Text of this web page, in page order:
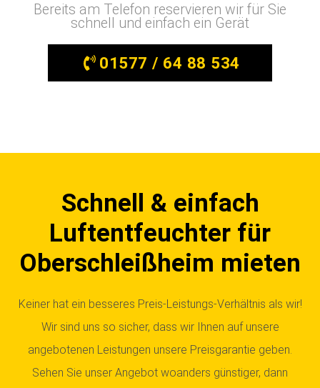
Bereits am Telefon reservieren wir für Sie
schnell und einfach ein Gerät
01577 / 64 88 534
Schnell & einfach
Luftentfeuchter für
Oberschleißheim mieten
Keiner hat ein besseres Preis-Leistungs-Verhältnis als wir!
Wir sind uns so sicher, dass wir Ihnen auf unsere
angebotenen Leistungen unsere Preisgarantie geben.
Sehen Sie unser Angebot woanders günstiger, dann